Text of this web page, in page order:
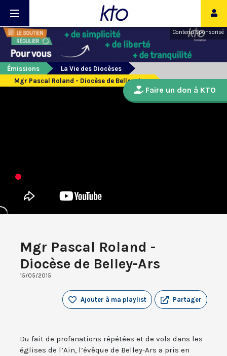
Contenu sponsorisé
Émissions
La Vie des Diocèses
Mgr Pascal Roland - Diocèse de Belley-Ars
Mgr Pascal Roland -
Diocèse de Belley-Ars
15/05/2015
Partager
Ajouter à ma playlist
Du fait de profanations répétées et de vols dans les
églises de l’Ain, l’évêque de Belley-Ars a pris en
Faire un don à KTO